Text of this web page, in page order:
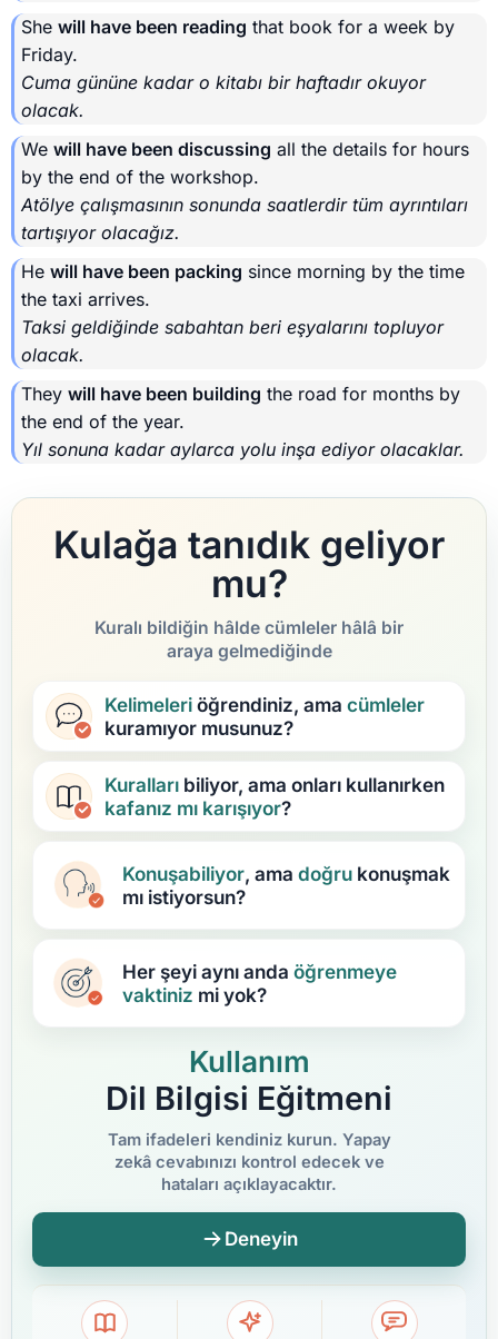
She will have been reading that book for a week by
Friday.
Cuma gününe kadar o kitabı bir haftadır okuyor
olacak.
We will have been discussing all the details for hours
by the end of the workshop.
Atölye çalışmasının sonunda saatlerdir tüm ayrıntıları
tartışıyor olacağız.
He will have been packing since morning by the time
the taxi arrives.
Taksi geldiğinde sabahtan beri eşyalarını topluyor
olacak.
They will have been building the road for months by
the end of the year.
Yıl sonuna kadar aylarca yolu inşa ediyor olacaklar.
Kulağa tanıdık geliyor
mu?
Kuralı bildiğin hâlde cümleler hâlâ bir
araya gelmediğinde
Kelimeleriöğrendiniz, ama cümleler
kuramıyor musunuz?
Kuralları biliyor, ama onları kullanırken
kafanız mı karışıyor?
Konuşabiliyor, ama doğru konuşmak
mı istiyorsun?
Her şeyi aynı anda öğrenmeye
vaktiniz mi yok?
Kullanım
Dil Bilgisi Eğitmeni
Tam ifadeleri kendiniz kurun. Yapay
zekâ cevabınızı kontrol edecek ve
hataları açıklayacaktır.
Deneyin